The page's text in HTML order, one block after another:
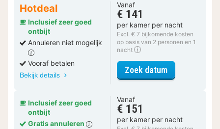
Hotdeal
Inclusief zeer goed
ontbijt
Annuleren niet mogelijk
Vooraf betalen
Bekijk details
Vanaf
€ 141
per kamer per nacht
Excl. € 7 bijkomende kosten
op basis van 2 personen en 1
nacht
Zoek datumvoor Comfort
Inclusief zeer goed
ontbijt
Gratis annuleren
Vanaf
€ 151
per kamer per nacht